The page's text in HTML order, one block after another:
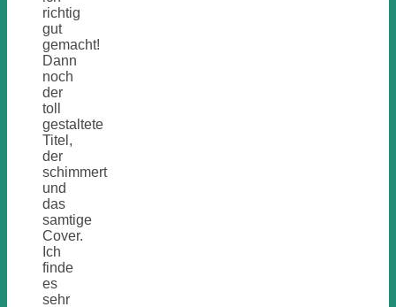
richtig
gut
gemacht!
Dann
noch
der
toll
gestaltete
Titel,
der
schimmert
und
das
samtige
Cover.
Ich
finde
es
sehr